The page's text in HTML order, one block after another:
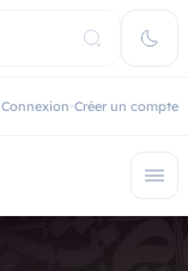
Connexion Créer un compte